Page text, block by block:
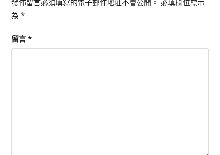
發佈留言必須填寫的電子郵件地址不會公開。 必填欄位標示
為 *
留言 *